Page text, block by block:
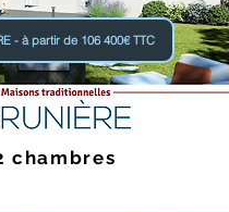
- à partir de 106 400€ TTC
chambres